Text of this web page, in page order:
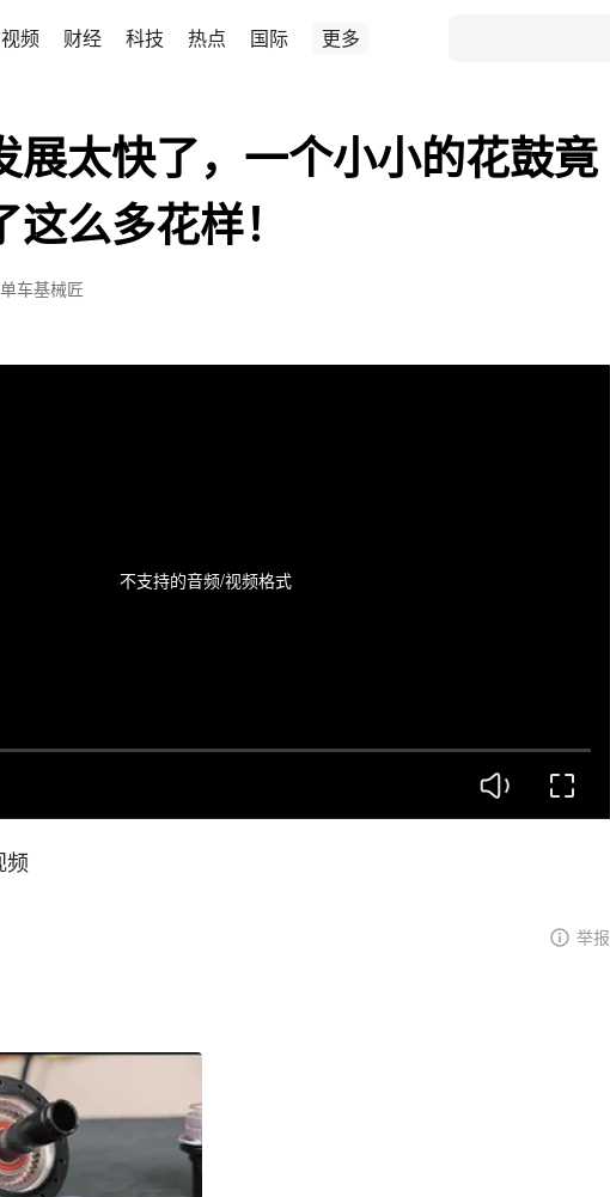
视频 财经 科技 热点 国际 更多
展太快了，一个小小的花鼓竟
么多花样！
单车基械匠
不支持的音频/视频格式
频
举报